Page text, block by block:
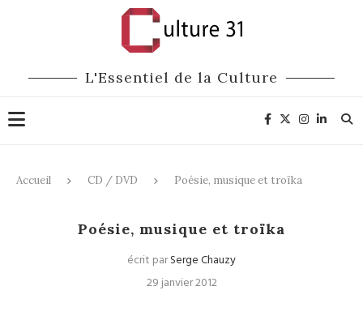
L'Essentiel de la Culture
Accueil CD / DVD Poésie, musique et troïka
Poésie, musique et troïka
écrit parSerge Chauzy
29 janvier 2012